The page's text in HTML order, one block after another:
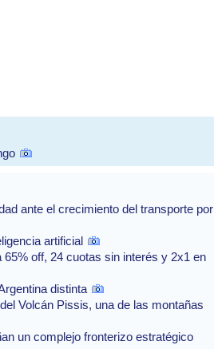
ante el crecimiento del transporte por
artificial
off, 24 cuotas sin interés y 2x1 en
distinta
Volcán Pissis, una de las montañas
un complejo fronterizo estratégico